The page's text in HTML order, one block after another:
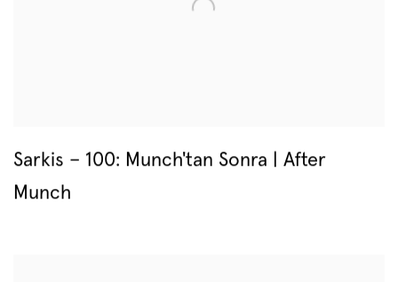
Sarkis – 100: Munch'tan Sonra | After
Munch